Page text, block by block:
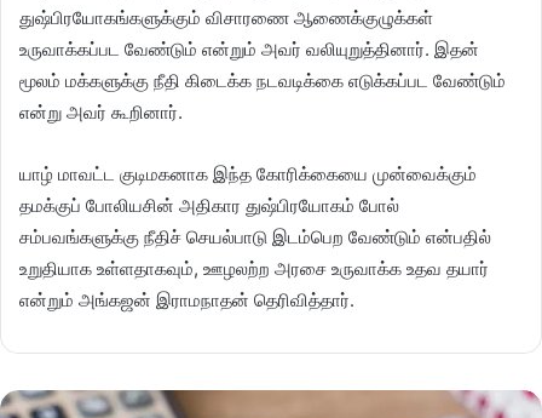
துஷ்பிரயோகங்களுக்கும் விசாரணை ஆணைக்குழுக்கள்
உருவாக்கப்பட வேண்டும் என்றும் அவர் வலியுறுத்தினார். இதன்
மூலம் மக்களுக்கு நீதி கிடைக்க நடவடிக்கை எடுக்கப்பட வேண்டும்
என்று அவர் கூறினார்.
யாழ் மாவட்ட குடிமகனாக இந்த கோரிக்கையை முன்வைக்கும்
தமக்குப் போலியசின் அதிகார துஷ்பிரயோகம் போல்
சம்பவங்களுக்கு நீதிச் செயல்பாடு இடம்பெற வேண்டும் என்பதில்
உறுதியாக உள்ளதாகவும், ஊழலற்ற அரசை உருவாக்க உதவ தயார்
என்றும் அங்கஜன் இராமநாதன் தெரிவித்தார்.